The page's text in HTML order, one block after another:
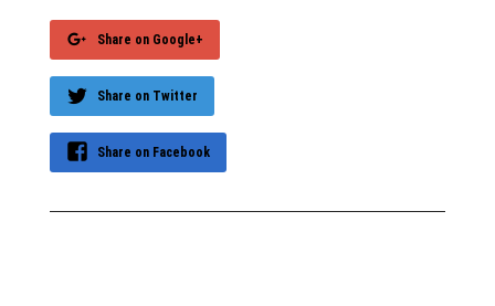
Share on Google+
Share on Twitter
Share on Facebook